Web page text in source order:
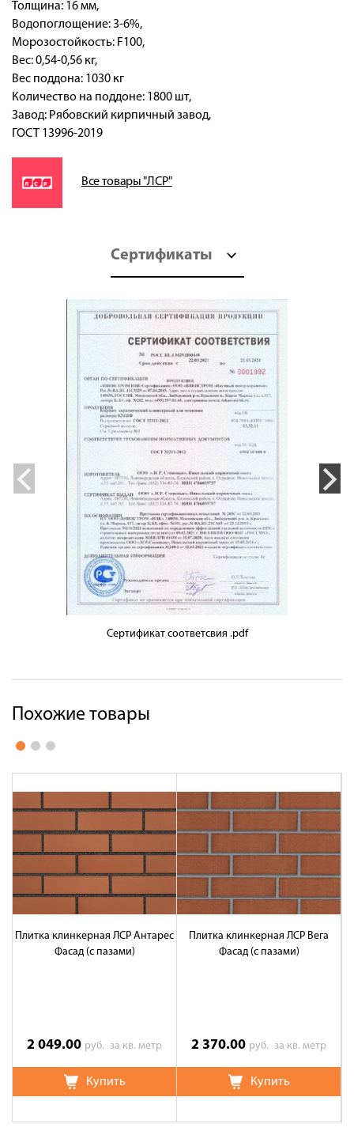
Толщина: 16 мм,
Водопоглощение: 3-6%,
Морозостойкость: F100,
Вес: 0,54-0,56 кг,
Вес поддона: 1030 кг
Количество на поддоне: 1800 шт,
Завод: Рябовский кирпичный завод,
ГОСТ 13996-2019
Все товары "ЛСР"
Сертификаты
Сертификат соответсвия .pdf
Похожие товары
Плитка клинкерная ЛСР Антарес
Фасад (с пазами)
2 049.00 руб. за кв. метр
Купить
Плитка клинкерная ЛСР Вега
Фасад (с пазами)
2 370.00 руб. за кв. метр
Купить